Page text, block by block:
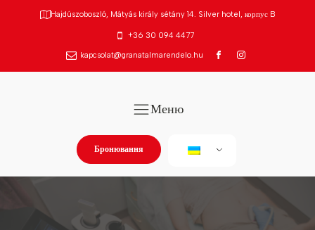
Hajdúszoboszló, Mátyás király sétány 14. Silver hotel, корпус B
+36 30 094 4477
kapcsolat@granatalmarendelo.hu
Меню
Бронювання